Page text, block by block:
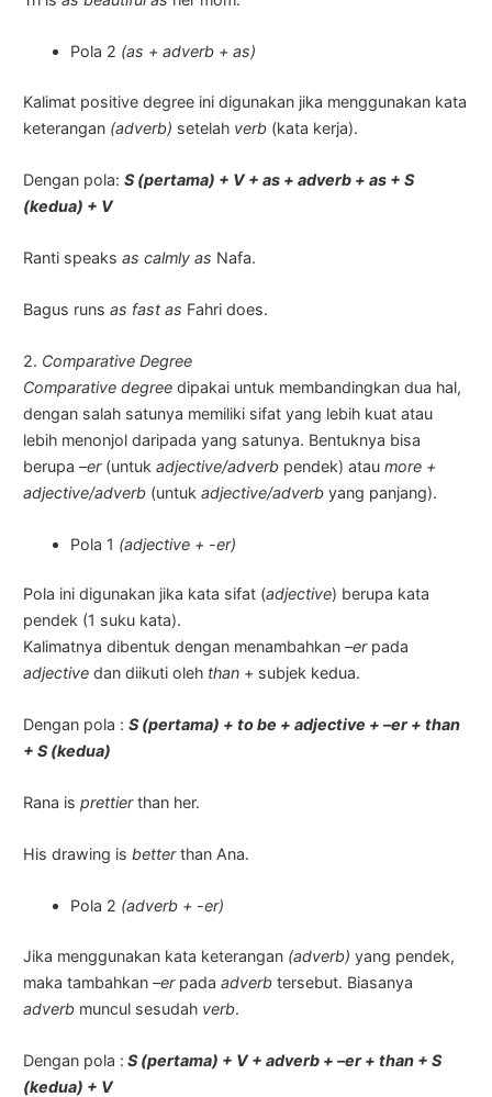
Pola 2 (as + adverb + as)
Kalimat positive degree ini digunakan jika menggunakan kata
keterangan (adverb) setelah verb (kata kerja).
Dengan pola:S (pertama) + V + as + adverb + as + S
(kedua) + V
Ranti speaksas calmly as Nafa.
Bagus runsas fast as Fahri does.
2. Comparative Degree
Comparative degreedipakai untuk membandingkan dua hal,
dengan salah satunya memiliki sifat yang lebih kuat atau
lebih menonjol daripada yang satunya. Bentuknya bisa
berupa –er(untukadjective/adverb pendek) atau more +
adjective/adverb (untukadjective/adverb yang panjang).
Pola 1 (adjective + -er)
Pola ini digunakan jika kata sifat (adjective) berupa kata
pendek (1 suku kata).
Kalimatnya dibentuk dengan menambahkan–erpada
adjective dan diikuti oleh than + subjek kedua.
Dengan pola :S (pertama) + to be + adjective + –er + than
+ S (kedua)
Rana isprettierthan her.
His drawing is betterthan Ana.
Pola 2 (adverb + -er)
Jika menggunakan kata keterangan (adverb)yang pendek,
maka tambahkan –er padaadverbtersebut. Biasanya
adverb muncul sesudah verb.
Dengan pola : S (pertama) + V + adverb + –er + than + S
(kedua) + V